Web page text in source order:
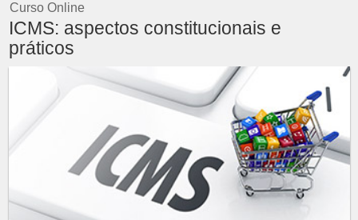
Curso Online
ICMS: aspectos constitucionais e
práticos